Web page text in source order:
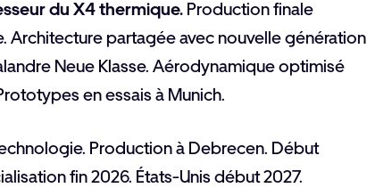
du X4 thermique. Production finale
Architecture partagée avec nouvelle génération
Neue Klasse. Aérodynamique optimisé
en essais à Munich.
Production à Debrecen. Début
fin 2026. États-Unis début 2027.